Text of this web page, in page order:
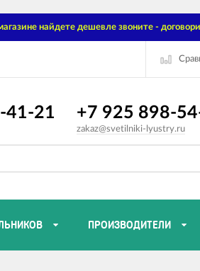
найдете дешевле звоните -
41-21 +7 925 898-
zakaz@svetilniki-lyustry.ru
ПРОИЗВОДИТЕЛИ